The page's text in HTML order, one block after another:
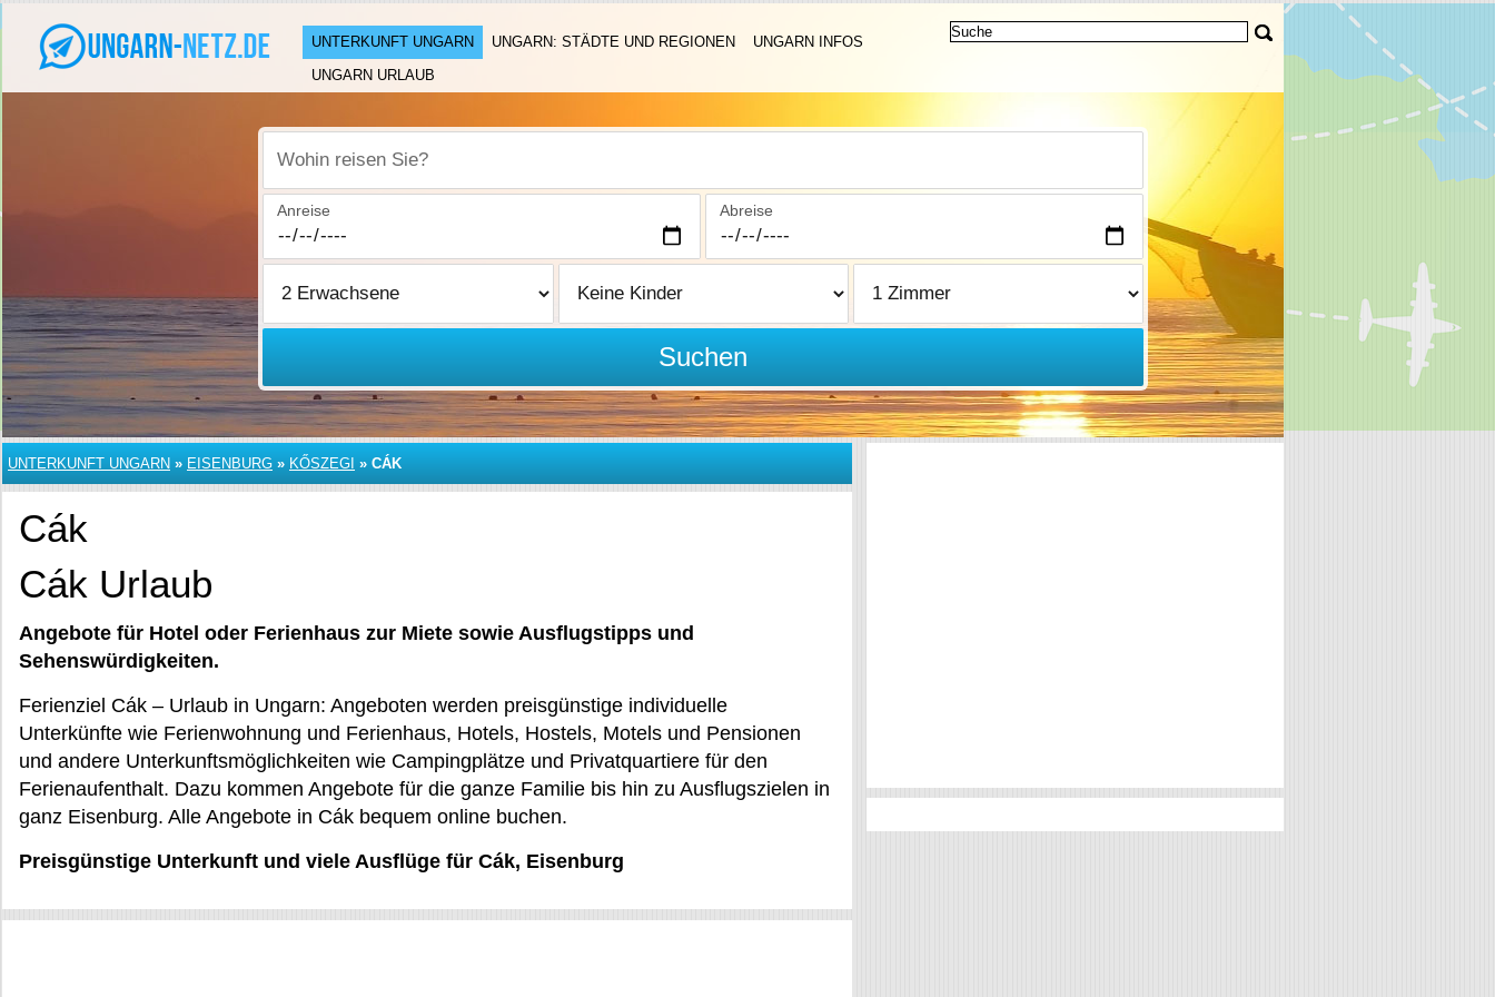
UNTERKUNFT UNGARN UNGARN: STÄDTE UND REGIONEN
UNGARN INFOS
UNGARN URLAUB
Wohin reisen Sie?
Anreise Abreise
Suchen
UNTERKUNFT UNGARN » EISENBURG » KŐSZEGI » CÁK
Cák
Cák Urlaub
Angebote für Hotel oder Ferienhaus zur Miete sowie Ausflugstipps und
Sehenswürdigkeiten.
Ferienziel Cák – Urlaub in Ungarn: Angeboten werden preisgünstige individuelle
Unterkünfte wie Ferienwohnung und Ferienhaus, Hotels, Hostels, Motels und Pensionen
und andere Unterkunftsmöglichkeiten wie Campingplätze und Privatquartiere für den
Ferienaufenthalt. Dazu kommen Angebote für die ganze Familie bis hin zu Ausflugszielen in
ganz Eisenburg. Alle Angebote in Cák bequem online buchen.
Preisgünstige Unterkunft und viele Ausflüge für Cák, Eisenburg